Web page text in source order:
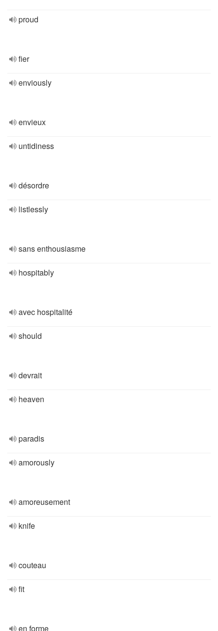
proud
fier
enviously
envieux
untidiness
désordre
listlessly
sans enthousiasme
hospitably
avec hospitalité
should
devrait
heaven
paradis
amorously
amoreusement
knife
couteau
fit
en forme